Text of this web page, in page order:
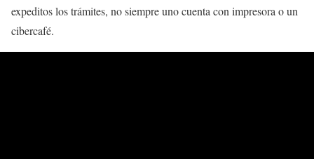
expeditos los trámites, no siempre uno cuenta con impresora o un
cibercafé.